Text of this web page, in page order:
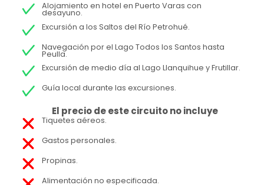
Alojamiento en hotel en Puerto Varas con
desayuno.
Excursión a los Saltos del Río Petrohué.
Navegación por el Lago Todos los Santos hasta
Peulla.
Excursión de medio día al Lago Llanquihue y Frutillar.
Guía local durante las excursiones.
El precio de este circuito no incluye
Tiquetes aéreos.
Gastos personales.
Propinas.
Alimentación no especificada.